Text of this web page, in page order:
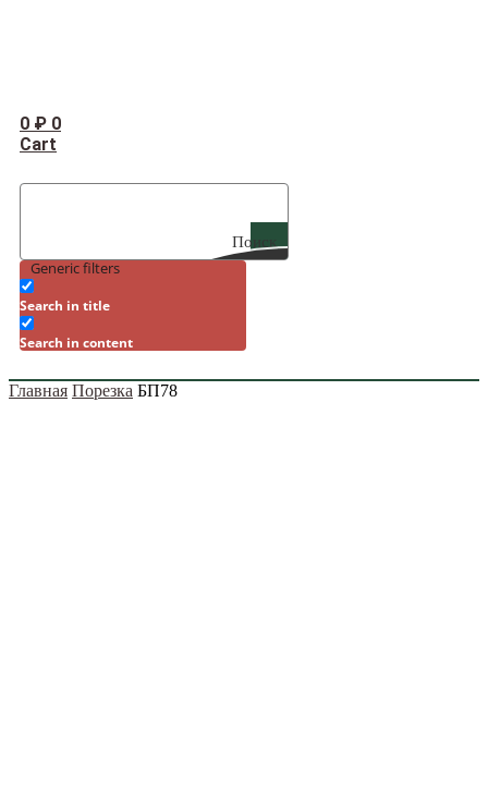
0 ₽ 0
Cart
Поиск
Generic filters
Search in title
Search in content
Главная Порезка БП78